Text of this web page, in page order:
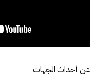
عن أحداث الجهات